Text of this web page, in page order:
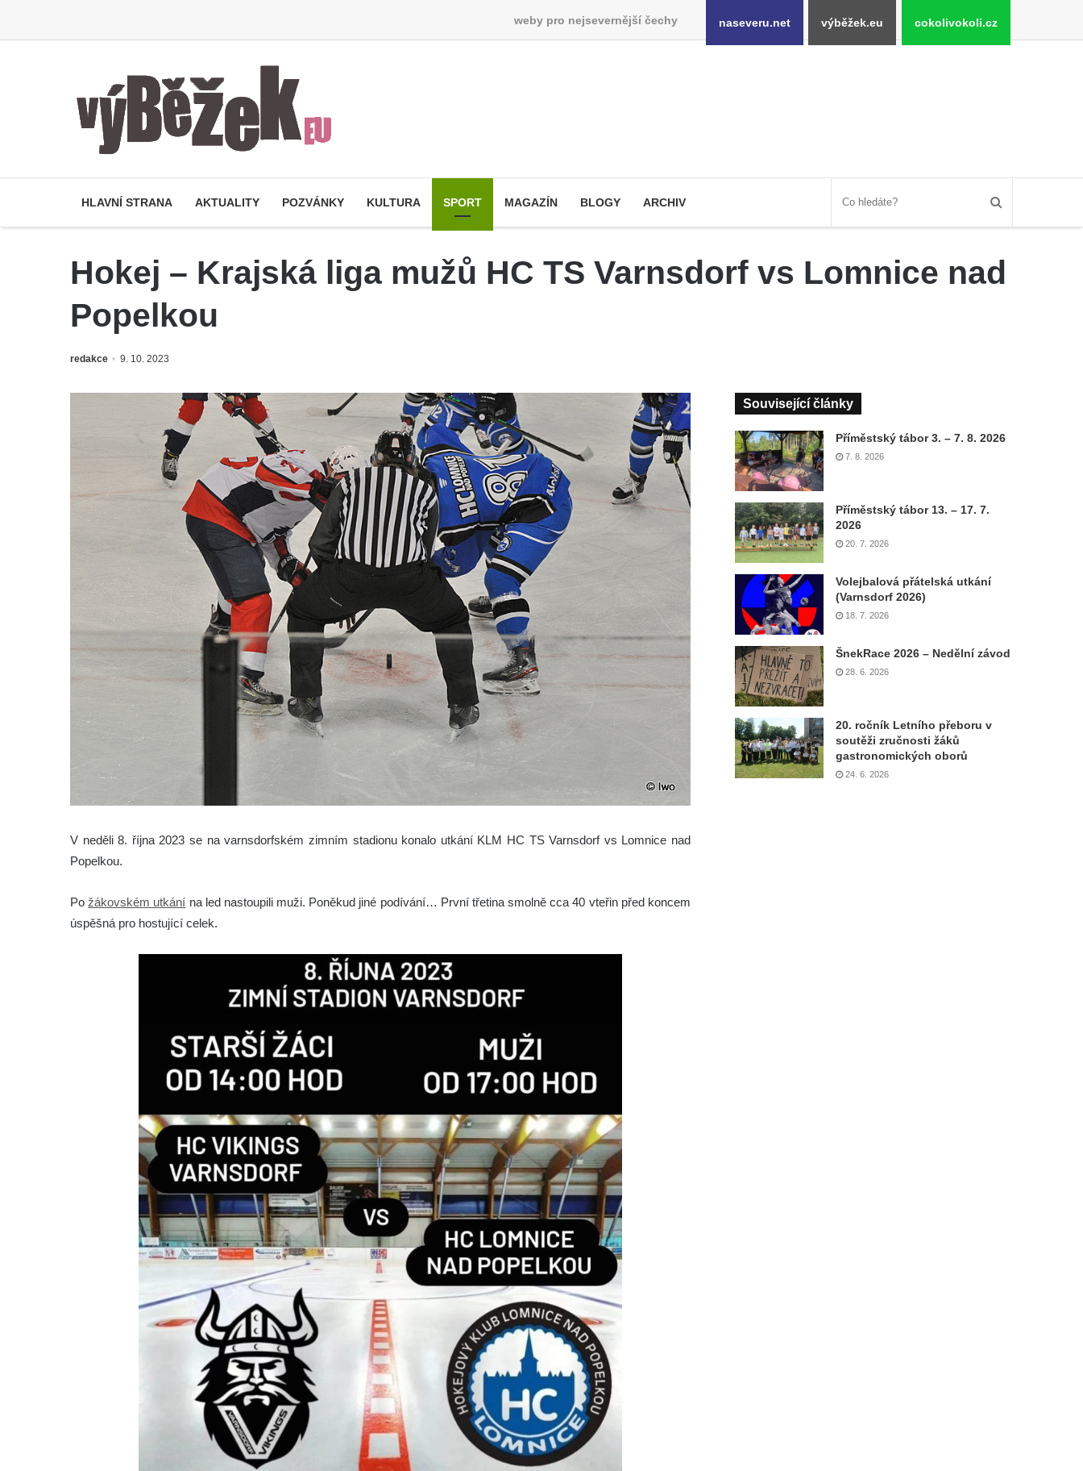
weby pro nejsevernější čechy naseveru.net výběžek.eu cokolivokoli.cz
HLAVNÍ STRANA AKTUALITY POZVÁNKY KULTURA SPORT MAGAZÍN BLOGY ARCHIV
Hokej – Krajská liga mužů HC TS Varnsdorf vs Lomnice nad
Popelkou
redakce 9. 10. 2023
V neděli 8. října 2023 se na varnsdorfském zimním stadionu konalo utkání KLM HC TS Varnsdorf vs Lomnice nad
Popelkou.
Požákovském utkání na led nastoupili muži. Poněkud jiné podívání… První třetina smolně cca 40 vteřin před koncem
úspěšná pro hostující celek.
Související články
Příměstský tábor 3. – 7. 8. 2026
7. 8. 2026
Příměstský tábor 13. – 17. 7.
2026
20. 7. 2026
Volejbalová přátelská utkání
(Varnsdorf 2026)
18. 7. 2026
ŠnekRace 2026 – Nedělní závod
28. 6. 2026
20. ročník Letního přeboru v
soutěži zručnosti žáků
gastronomických oborů
24. 6. 2026